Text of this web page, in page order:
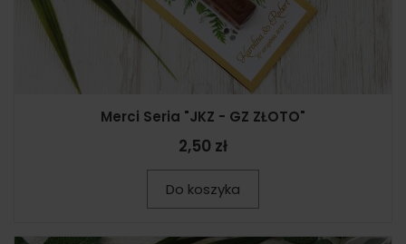
Merci Seria "JKZ - GZ ZŁOTO"
2,50 zł
Do koszyka